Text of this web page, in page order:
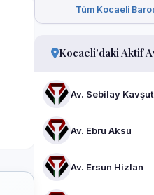
Tüm Kocaeli
Kocaeli'daki Aktif
Av. Sebilay Kavşut
Av. Ebru Aksu
Av. Ersun Hizlan